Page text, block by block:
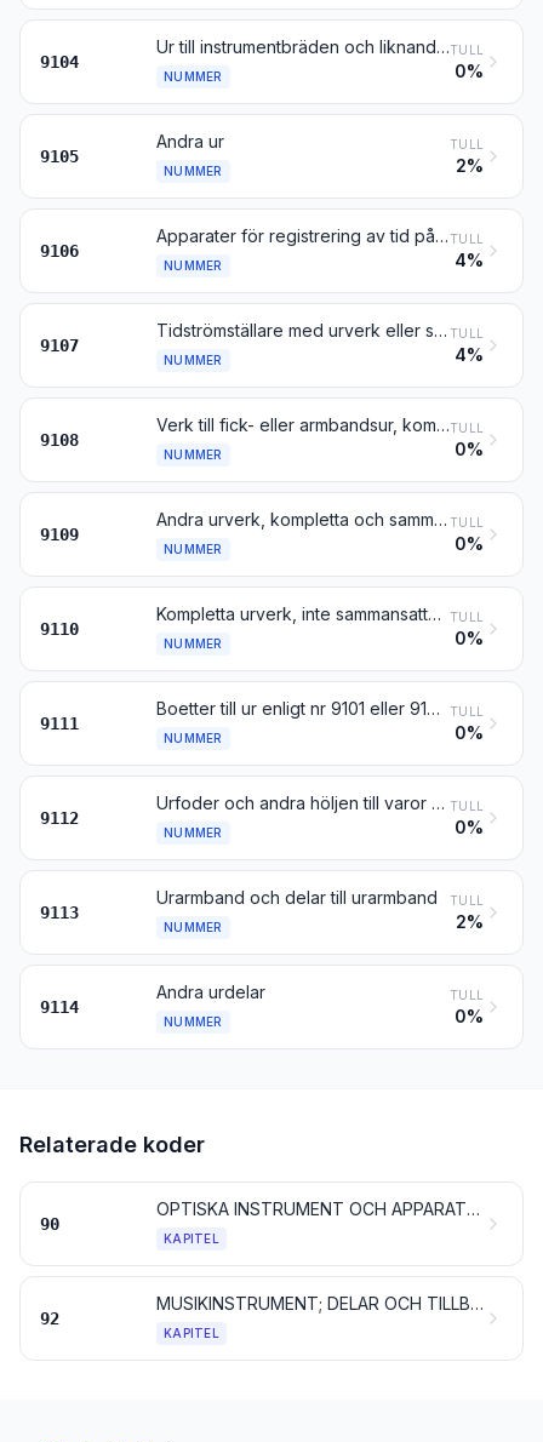
9104
Ur till instrumentbräden och liknande ur för fordon, luftfartyg, rymdfarkoster eller fartyg
NUMMER
TULL
0%
9105
Andra ur
NUMMER
TULL
2%
9106
Apparater för registrering av tid på dygnet samt apparater för mätning, registrering eller annan indikering av tidsintervaller, försedda med urverk eller synkronmotor (t.ex. tidkontrollur och tidstämpelur)
NUMMER
TULL
4%
9107
Tidströmställare med urverk eller synkronmotor
NUMMER
TULL
4%
9108
Verk till fick- eller armbandsur, kompletta och sammansatta
NUMMER
TULL
0%
9109
Andra urverk, kompletta och sammansatta
NUMMER
TULL
0%
9110
Kompletta urverk, inte sammansatta eller delvis sammansatta (urverkssatser); ofullständiga urverk, sammansatta; råurverk
NUMMER
TULL
0%
9111
Boetter till ur enligt nr 9101 eller 9102 samt delar till sådana
NUMMER
TULL
0%
9112
Urfoder och andra höljen till varor enligt detta kapitel samt delar till sådana
NUMMER
TULL
0%
9113
Urarmband och delar till urarmband
NUMMER
TULL
2%
9114
Andra urdelar
NUMMER
TULL
0%
Relaterade koder
90
OPTISKA INSTRUMENT OCH APPARATER, FOTO- OCH KINOAPPARATER, INSTRUMENT OCH APPARATER FÖR MÄTNING, KONTROLL ELLER PRECISION, MEDICINSKA OCH KIRURGISKA INSTRUMENT OCH APPARATER; DELAR OCH TILLBEHÖR TILL SÅDANA ARTIKLAR
KAPITEL
92
MUSIKINSTRUMENT; DELAR OCH TILLBEHÖR TILL MUSIKINSTRUMENT
KAPITEL